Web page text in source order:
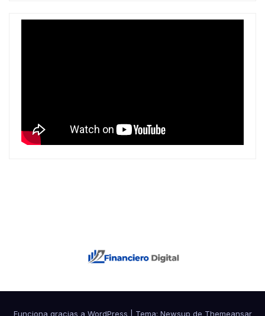
Funciona gracias a WordPress Tema: Newsup de Themeansar